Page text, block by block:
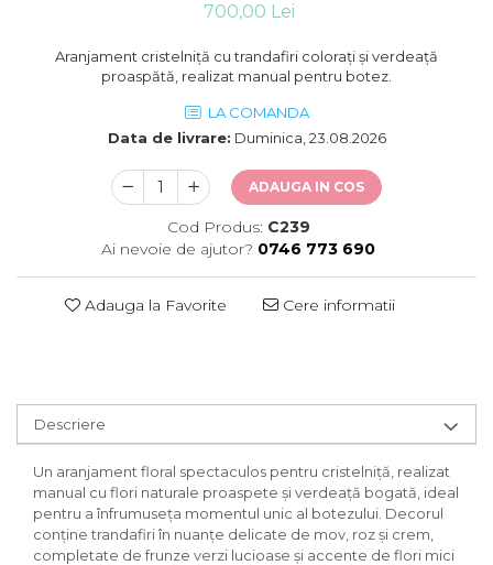
700,00 Lei
Aranjament cristelniță cu trandafiri colorați și verdeață
proaspătă, realizat manual pentru botez.
LA COMANDA
Data de livrare: Duminica, 23.08.2026
ADAUGA IN COS
Cod Produs: C239
Ai nevoie de ajutor? 0746 773 690
Adauga la Favorite Cere informatii
Descriere
Un aranjament floral spectaculos pentru cristelniță, realizat
manual cu flori naturale proaspete și verdeață bogată, ideal
pentru a înfrumuseța momentul unic al botezului. Decorul
conține trandafiri în nuanțe delicate de mov, roz și crem,
completate de frunze verzi lucioase și accente de flori mici